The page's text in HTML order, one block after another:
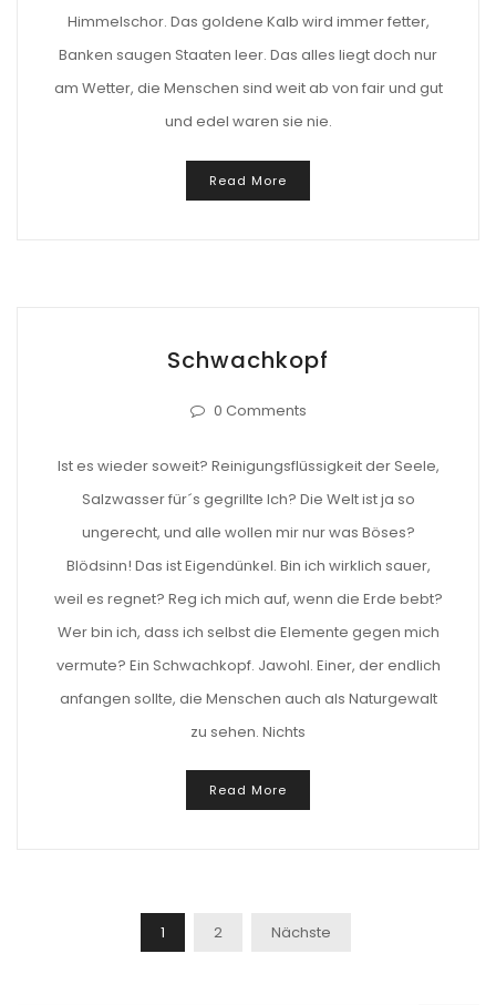
Himmelschor. Das goldene Kalb wird immer fetter,
Banken saugen Staaten leer. Das alles liegt doch nur
am Wetter, die Menschen sind weit ab von fair und gut
und edel waren sie nie.
Read More
Schwachkopf
0 Comments
Ist es wieder soweit? Reinigungsflüssigkeit der Seele,
Salzwasser für´s gegrillte Ich? Die Welt ist ja so
ungerecht, und alle wollen mir nur was Böses?
Blödsinn! Das ist Eigendünkel. Bin ich wirklich sauer,
weil es regnet? Reg ich mich auf, wenn die Erde bebt?
Wer bin ich, dass ich selbst die Elemente gegen mich
vermute? Ein Schwachkopf. Jawohl. Einer, der endlich
anfangen sollte, die Menschen auch als Naturgewalt
zu sehen. Nichts
Read More
Beitragsnavigation
1 2 Nächste